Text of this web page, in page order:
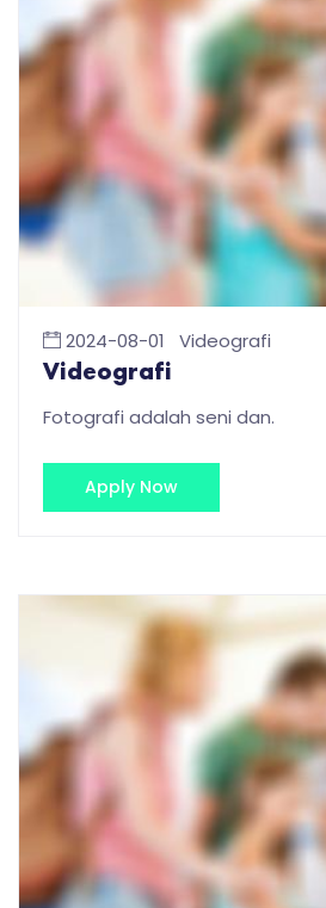
2024-08-01 Videografi
Videografi
Fotografi adalah seni dan.
Apply Now